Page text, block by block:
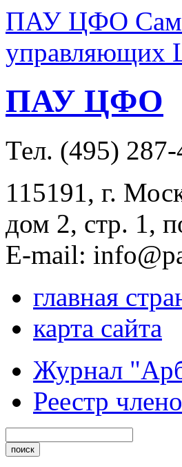
ПАУ ЦФО
управляющих
ПАУ ЦФО
Тел. (495)
115191, г.
дом 2, стр. 1,
E-mail:
главная
карта сайта
Журнал
Реестр